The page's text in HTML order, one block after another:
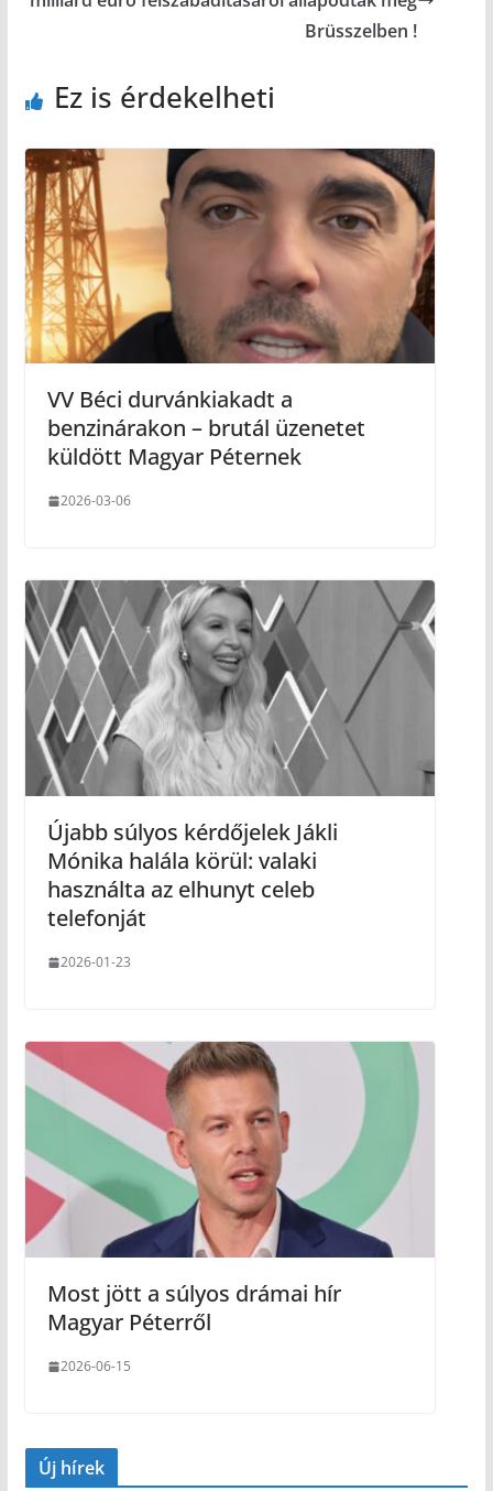
Brüsszelben !
Ez is érdekelheti
VV Béci durvánkiakadt a
benzinárakon – brutál üzenetet
küldött Magyar Péternek
2026-03-06
Újabb súlyos kérdőjelek Jákli
Mónika halála körül: valaki
használta az elhunyt celeb
telefonját
2026-01-23
Most jött a súlyos drámai hír
Magyar Péterről
2026-06-15
Új hírek